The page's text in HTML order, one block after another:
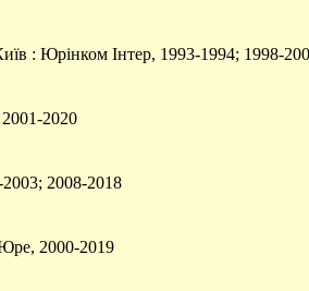
: Юрінком Інтер, 1993-1994; 1998-
2020
2008-2018
2000-2019